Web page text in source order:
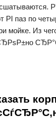
РІ паз по
мойке. Из